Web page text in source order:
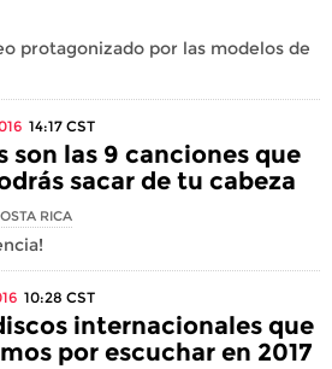
protagonizado por las modelos de
14:17 CST
son las 9 canciones que
sacar de tu cabeza
RICA
10:28 CST
internacionales que
por escuchar en 2017